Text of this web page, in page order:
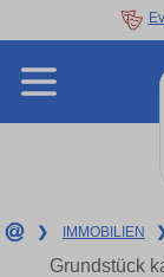
❯ IMMOBILIEN
Grundstück